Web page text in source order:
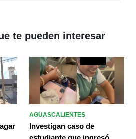
te pueden interesar
AGUASCALIENTES
Investigan caso de